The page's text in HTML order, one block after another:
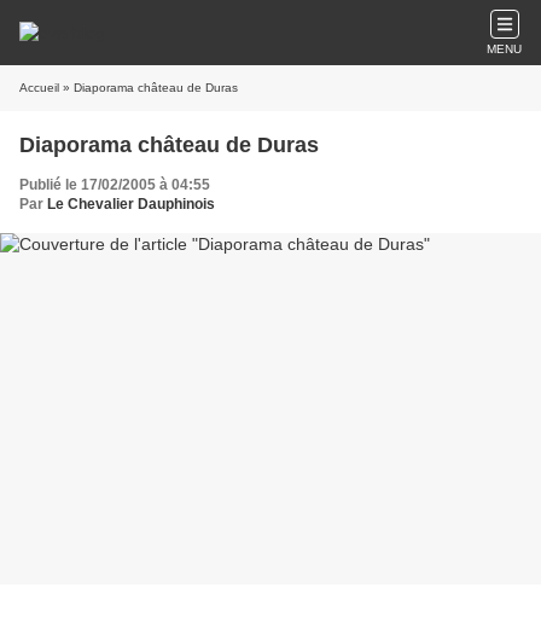
MENU
Accueil » Diaporama château de Duras
Diaporama château de Duras
Publié le 17/02/2005 à 04:55
Par Le Chevalier Dauphinois